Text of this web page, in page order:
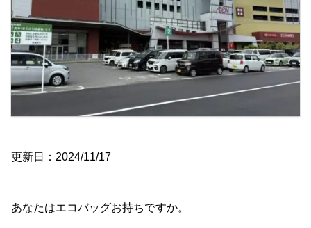
更新日：2024/11/17
あなたはエコバッグお持ちですか。